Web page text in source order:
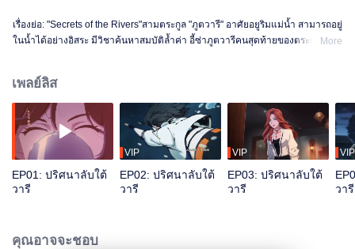
เรื่องย่อ: "Secrets of the Rivers"สามตระกูล "ภูตวารี" อาศัยอยูริมแม่น้ำ สามารถอยู่
ในน้ำได้อย่างอิสระ มีวิชาค้นหาสมบัติล้ำค่า อี้ซ่าภูตวารีคนสุดท้ายของตระกูลอี้ ได้
ความจริง
More
เพลย์ลิส
EP01: ปริศนาลับใต้
วารี
VIP
EP02: ปริศนาลับใต้
วารี
VIP
EP03: ปริศนาลับใต้
วารี
VIP
วารี
คุณอาจจะชอบ